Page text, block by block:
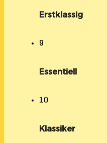
Erstklassig
9
Essentiell
10
Klassiker